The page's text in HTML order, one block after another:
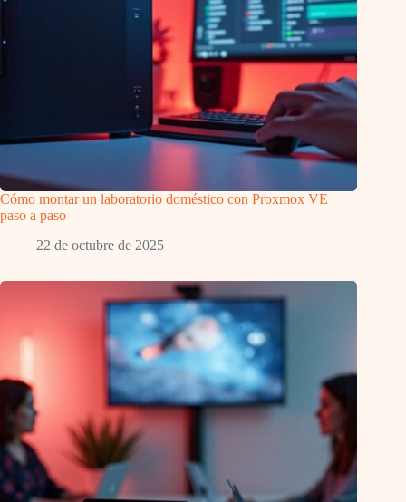
Cómo montar un laboratorio doméstico con Proxmox VE
paso a paso
22 de octubre de 2025